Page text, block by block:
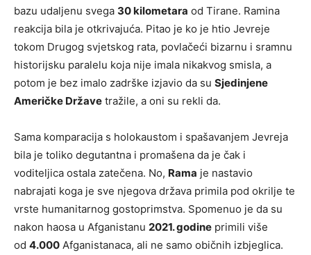
bazu udaljenu svega 30 kilometara od Tirane. Ramina
reakcija bila je otkrivajuća. Pitao je ko je htio Jevreje
tokom Drugog svjetskog rata, povlačeći bizarnu i sramnu
historijsku paralelu koja nije imala nikakvog smisla, a
potom je bez imalo zadrške izjavio da su Sjedinjene
Američke Države tražile, a oni su rekli da.
Sama komparacija s holokaustom i spašavanjem Jevreja
bila je toliko degutantna i promašena da je čak i
voditeljica ostala zatečena. No, Rama je nastavio
nabrajati koga je sve njegova država primila pod okrilje te
vrste humanitarnog gostoprimstva. Spomenuo je da su
nakon haosa u Afganistanu 2021. godine primili više
od 4.000 Afganistanaca, ali ne samo običnih izbjeglica.